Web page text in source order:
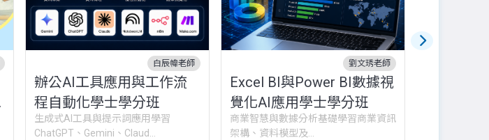
白辰幃老師
辦公AI工具應用與工作流
程自動化學士學分班
生成式AI工具與提示詞應用學習
ChatGPT、Gemini、Claud...
劉文琇老師
Excel BI與Power BI數據視
覺化AI應用學士學分班
商業智慧與數據分析基礎學習商業資訊
架構、資料模型及...